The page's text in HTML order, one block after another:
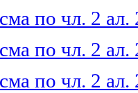
по чл. 2 ал.
по чл. 2 ал.
по чл. 2 ал.